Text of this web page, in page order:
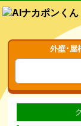
外壁･屋